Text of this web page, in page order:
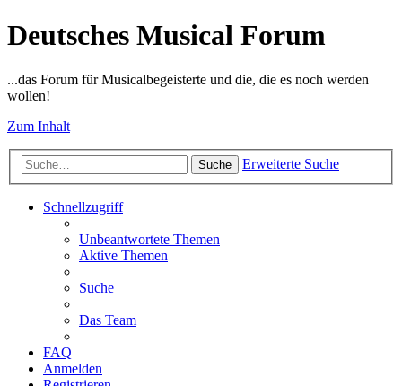
Deutsches Musical Forum
...das Forum für Musicalbegeisterte und die, die es noch werden
wollen!
Zum Inhalt
Suche Erweiterte Suche
Schnellzugriff
Unbeantwortete Themen
Aktive Themen
Suche
Das Team
FAQ
Anmelden